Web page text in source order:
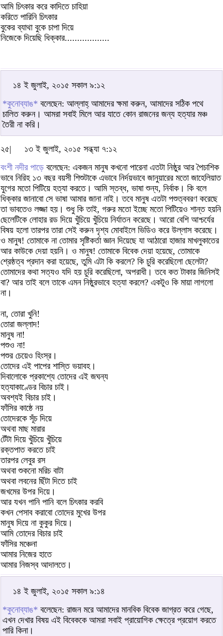
আমি চিৎকার করে কাদিতে চাহিয়া
করিতে পারিনি চিৎকার
বুকের ব্যাথা বুকে চাপা দিয়ে
নিজেকে দিয়েছি ধিক্কার..................
১৪ ই জুলাই, ২০১৫ সকাল ৯:১২
*কুনোব্যাঙ* বলেছেন: আল্লাহ্‌ আমাদের ক্ষমা করুন, আমাদের সঠিক পথে
চালিত করুন। আমরা সবাই মিলে আর যাতে কোন রাজনের জন্য হত্যার মঞ্চ
তৈরী না করি।
২৫|
১৩ ই জুলাই, ২০১৫ সন্ধ্যা ৭:১২
বংশী নদীর পাড়ে বলেছেন: একজন মানুষ কখনো পারেনা এতটা নিষ্ঠুর আর পৈচাশিক
ভাবে নিরিহ ১৩ বছর বয়সী শিশুটাকে এভাবে নির্দয়ভাবে জানুয়ারের মতো জাহেলিয়াত
যুগের মতো পিটিয়ে হত্যা করতে। আমি স্তব্ধ, ভাষা শুন্য, নির্বাক। কি বলে
ধিক্কার জানাবো সে ভাষা আমার জানা নাই। তবে মানুষ এতটা পশুত্ববরণ করেছে
তা ভাবতেও লজ্জা হয়। শুধু কি তাই, গরুর মতো ইচ্ছে মতো পিটিয়েও শান্ত হয়নি
ছেলেটিকে লোহার রড দিয়ে খুঁচিয়ে খুঁচিয়ে নির্যাতন করেছে। আরো বেশি আশ্চর্যের
বিষয় হলো তারপর তারা সেই করুন দৃশ্য মোবাইলে ভিডিও করে উল্লাস করেছে।
ও মানুষ! তোমাকে না তোমার সৃষ্টিকর্তা জ্ঞান দিয়েছে যা আঠারো হাজার মাখলুকাতের
আর কাউকে দেয়া হয়নি। ও মানুষ! তোমাকে বিবেক দেয়া হয়েছে, তোমাকে
শ্রেষ্ঠত্ব প্রদান করা হয়েছে, তুমি এটা কি করলে? কি চুরি করেছিলো ছেলেটা?
তোমাদের কথা সত্যও যদি হয় চুরি করেছিলো, অপরাধী। তবে কত টাকার জিনিসই
বা? আর তাই বলে তাকে এমন নিষ্ঠুরভাবে হত্যা করলে? একটুও কি মায়া লাগলো
না।
না, তোরা খুনি!
তোরা জল্লাদ!
মানুষ না!
পশুও না!
পশুর চেয়েও হিংস্র।
তোদের এই পাপের শাস্তি ভয়াবহ।
দিবালোকে প্রকাশ্যে তোদের এই জঘন্য
হত্যাকাণ্ডের বিচার চাই।
অবশ্যই বিচার চাই।
ফাঁসির কাষ্ঠে নয়
তোদেরকে সূঁচ দিয়ে
অথবা মাছ মারার
টেঁটা দিয়ে খুঁচিয়ে খুঁচিয়ে
রক্তপাত করতে চাই
তারপর লেবুর রস
অথবা শুকনো মরিচ বাটা
অথবা লবনের ছিঁটা দিতে চাই
জখমের উপর দিয়ে।
আর যখন পানি পানি বলে চিৎকার করবি
কখন পেসাব করাবো তোদের মুখের উপর
মানুষ দিয়ে না কুকুর দিয়ে।
আমি তোদের বিচার চাই
ফাঁসির মঞ্চেনা
আমার নিজের হাতে
আমার নিজস্ব আদালতে।
১৪ ই জুলাই, ২০১৫ সকাল ৯:১৪
*কুনোব্যাঙ* বলেছেন: রাজন মরে আমাদের মানবিক বিবেক জাগ্রত করে গেছে,
এখন দেখার বিষয় এই বিবেককে আমরা সবাই প্রায়োগিক ক্ষেত্রে প্রয়োগ করতে
পারি কিনা।